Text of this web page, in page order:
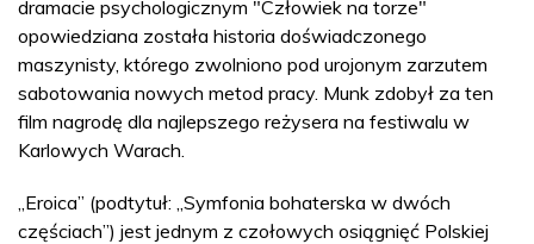
dramacie psychologicznym "Człowiek na torze"
opowiedziana została historia doświadczonego
maszynisty, którego zwolniono pod urojonym zarzutem
sabotowania nowych metod pracy. Munk zdobył za ten
film nagrodę dla najlepszego reżysera na festiwalu w
Karlowych Warach.
„Eroica” (podtytuł: „Symfonia bohaterska w dwóch
częściach”) jest jednym z czołowych osiągnięć Polskiej